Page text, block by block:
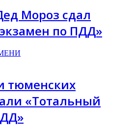
Мороз сдал
по ПДД»
тюменских
«Тотальный